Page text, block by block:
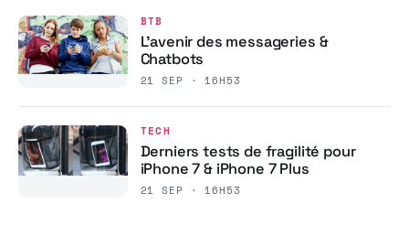
BTB
L’avenir des messageries &
Chatbots
21 SEP · 16H53
TECH
Derniers tests de fragilité pour
iPhone 7 & iPhone 7 Plus
21 SEP · 16H53